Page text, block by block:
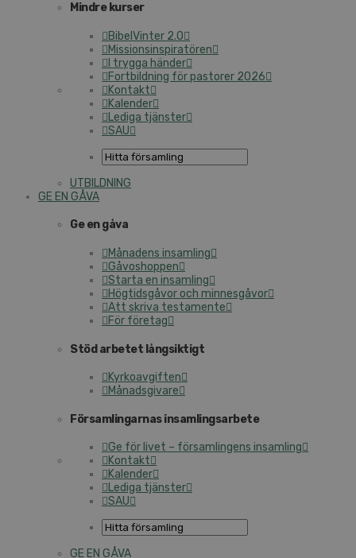
Mindre kurser
BibelVinter 2.0
Missionsinspiratören
I trygga händer
Fortbildning för pastorer 2026
Kontakt
Kalender
Lediga tjänster
SAU
UTBILDNING
GE EN GÅVA
Ge en gåva
Månadens insamling
Gåvoshoppen
Starta en insamling
Högtidsgåvor och minnesgåvor
Att skriva testamente
För företag
Stöd arbetet långsiktigt
Kyrkoavgiften
Månadsgivare
Församlingarnas insamlingsarbete
Ge för livet – församlingens insamling
Kontakt
Kalender
Lediga tjänster
SAU
GE EN GÅVA